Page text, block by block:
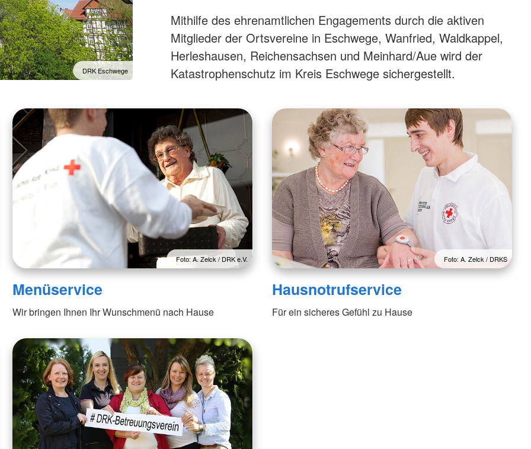
DRK Eschwege
Mithilfe des ehrenamtlichen Engagements durch die aktiven
Mitglieder der Ortsvereine in Eschwege, Wanfried, Waldkappel,
Herleshausen, Reichensachsen und Meinhard/Aue wird der
Katastrophenschutz im Kreis Eschwege sichergestellt.
Foto: A. Zelck / DRK e.V.
Menüservice
Wir bringen Ihnen Ihr Wunschmenü nach Hause
Foto: A. Zelck / DRKS
Hausnotrufservice
Für ein sicheres Gefühl zu Hause